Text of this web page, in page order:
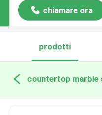
chiamare ora
prodotti
countertop marble